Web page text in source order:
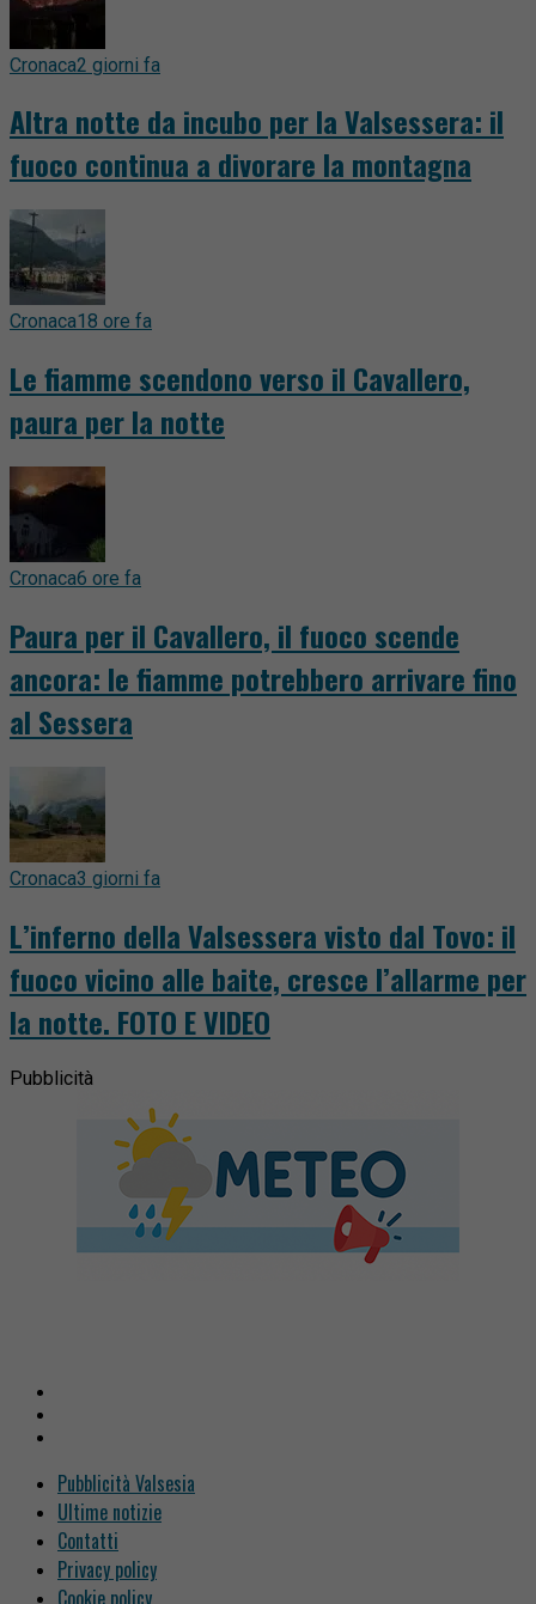
Cronaca2 giorni fa
Altra notte da incubo per la Valsessera: il
fuoco continua a divorare la montagna
Cronaca18 ore fa
Le fiamme scendono verso il Cavallero,
paura per la notte
Cronaca6 ore fa
Paura per il Cavallero, il fuoco scende
ancora: le fiamme potrebbero arrivare fino
al Sessera
Cronaca3 giorni fa
L’inferno della Valsessera visto dal Tovo: il
fuoco vicino alle baite, cresce l’allarme per
la notte. FOTO E VIDEO
Pubblicità
Pubblicità Valsesia
Ultime notizie
Contatti
Privacy policy
Cookie policy